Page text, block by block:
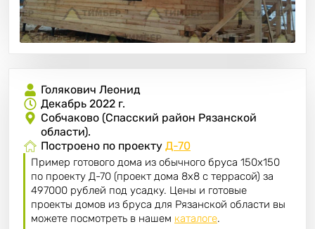
Голякович Леонид
Декабрь 2022 г.
Собчаково (Спасский район Рязанской
области).
Построено по проекту Д-70
Пример готового дома из обычного бруса 150х150
по проекту Д-70 (проект дома 8х8 с террасой) за
497000 рублей под усадку. Цены и готовые
проекты домов из бруса для Рязанской области вы
можете посмотреть в нашем каталоге.